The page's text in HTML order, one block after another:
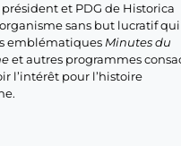
président et PDG de Historica
sans but lucratif qui
emblématiques Minutes du
et autres programmes
l’intérêt pour l’histoire